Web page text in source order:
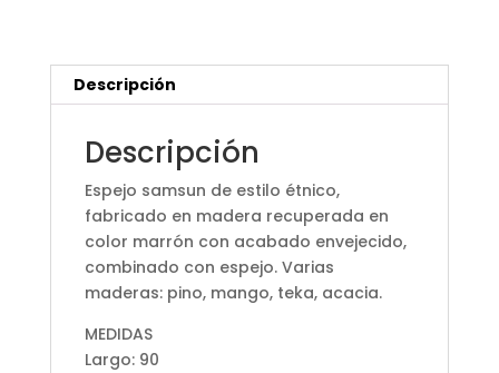
Descripción
Descripción
Espejo samsun de estilo étnico,
fabricado en madera recuperada en
color marrón con acabado envejecido,
combinado con espejo. Varias
maderas: pino, mango, teka, acacia.
MEDIDAS
Largo: 90